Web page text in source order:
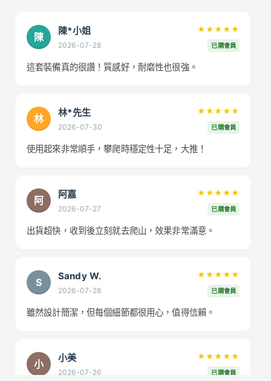
陳
陳*小姐
2026-07-28
★★★★★
已購會員
這套裝備真的很讚！質感好，耐磨性也很強。
林
林*先生
2026-07-30
★★★★★
已購會員
使用起來非常順手，攀爬時穩定性十足，大推！
阿
阿嘉
2026-07-27
★★★★★
已購會員
出貨超快，收到後立刻就去爬山，效果非常滿意。
S
Sandy W.
2026-07-28
★★★★★
已購會員
雖然設計簡潔，但每個細節都很用心，值得信賴。
小
小美
2026-07-26
★★★★★
已購會員